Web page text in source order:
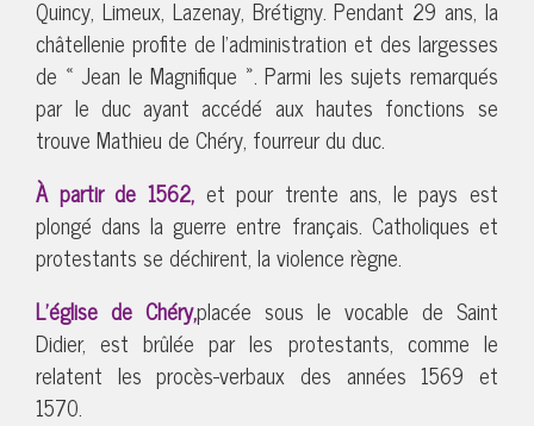
Quincy, Limeux, Lazenay, Brétigny. Pendant 29 ans, la
châtellenie profite de l’administration et des largesses
de « Jean le Magnifique ». Parmi les sujets remarqués
par le duc ayant accédé aux hautes fonctions se
trouve Mathieu de Chéry, fourreur du duc.
À partir de 1562, et pour trente ans, le pays est
plongé dans la guerre entre français. Catholiques et
protestants se déchirent, la violence règne.
L’église de Chéry,placée sous le vocable de Saint
Didier, est brûlée par les protestants, comme le
relatent les procès-verbaux des années 1569 et
1570.